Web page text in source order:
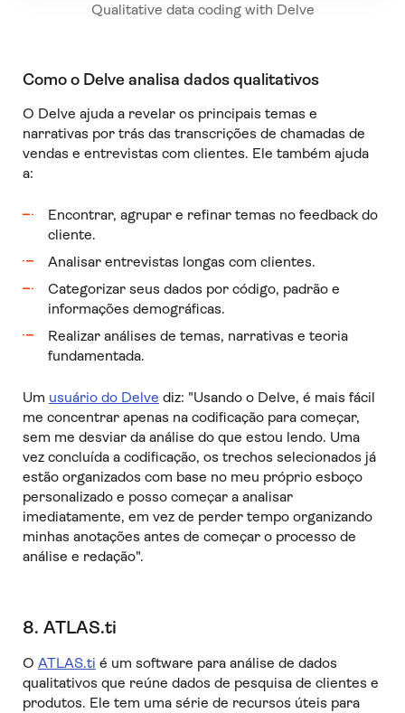
Qualitative data coding with Delve
Como o Delve analisa dados qualitativos
O Delve ajuda a revelar os principais temas e
narrativas por trás das transcrições de chamadas de
vendas e entrevistas com clientes. Ele também ajuda
a:
Encontrar, agrupar e refinar temas no feedback do
cliente.
Analisar entrevistas longas com clientes.
Categorizar seus dados por código, padrão e
informações demográficas.
Realizar análises de temas, narrativas e teoria
fundamentada.
Um usuário do Delve diz: "Usando o Delve, é mais fácil
me concentrar apenas na codificação para começar,
sem me desviar da análise do que estou lendo. Uma
vez concluída a codificação, os trechos selecionados já
estão organizados com base no meu próprio esboço
personalizado e posso começar a analisar
imediatamente, em vez de perder tempo organizando
minhas anotações antes de começar o processo de
análise e redação".
8. ATLAS.ti
O ATLAS.ti é um software para análise de dados
qualitativos que reúne dados de pesquisa de clientes e
produtos. Ele tem uma série de recursos úteis para